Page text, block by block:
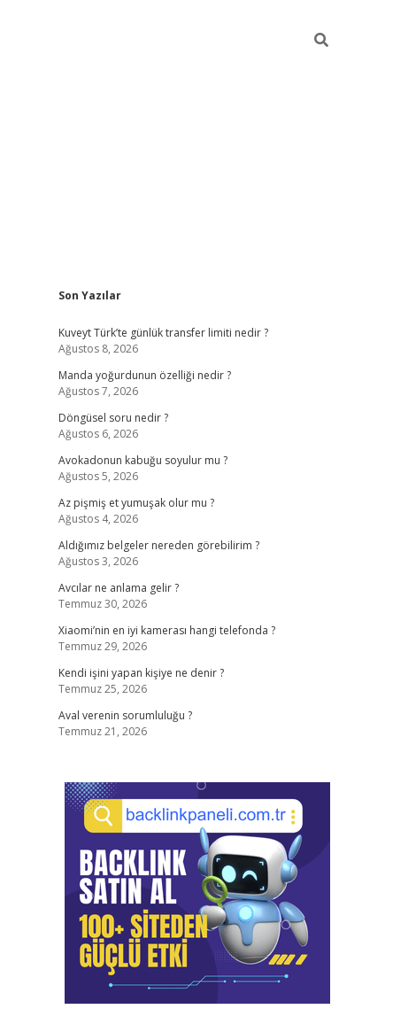
Sidebar
Son Yazılar
Kuveyt Türk’te günlük transfer limiti nedir ?
Ağustos 8, 2026
Manda yoğurdunun özelliği nedir ?
Ağustos 7, 2026
Döngüsel soru nedir ?
Ağustos 6, 2026
Avokadonun kabuğu soyulur mu ?
Ağustos 5, 2026
Az pişmiş et yumuşak olur mu ?
Ağustos 4, 2026
Aldığımız belgeler nereden görebilirim ?
Ağustos 3, 2026
Avcılar ne anlama gelir ?
Temmuz 30, 2026
Xiaomi’nin en iyi kamerası hangi telefonda ?
Temmuz 29, 2026
Kendi işini yapan kişiye ne denir ?
Temmuz 25, 2026
Aval verenin sorumluluğu ?
Temmuz 21, 2026